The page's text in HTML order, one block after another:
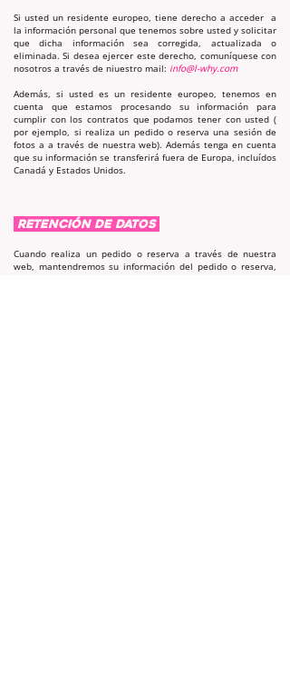
Si usted un residente europeo, tiene derecho a acceder a
la información personal que tenemos sobre usted y solicitar
que dicha información sea corregida, actualizada o
eliminada. Si desea ejercer este derecho, comuníquese con
nosotros a través de niuestro mail: info@l-why.com
Además, si usted es un residente europeo, tenemos en
cuenta que estamos procesando su información para
cumplir con los contratos que podamos tener con usted (
por ejemplo, si realiza un pedido o reserva una sesión de
fotos a a través de nuestra web). Además tenga en cuenta
que su información se transferirá fuera de Europa, incluídos
Canadá y Estados Unidos.
RETENCIÓN DE DATOS
Cuando realiza un pedido o reserva a través de nuestra
web, mantendremos su información del pedido o reserva,